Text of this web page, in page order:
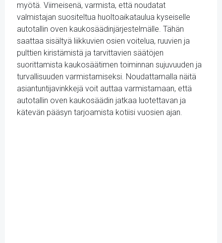
myötä. Viimeisenä, varmista, että noudatat
valmistajan suositeltua huoltoaikataulua kyseiselle
autotallin oven kaukosäädinjärjestelmälle. Tähän
saattaa sisältyä liikkuvien osien voitelua, ruuvien ja
pulttien kiristämistä ja tarvittavien säätöjen
suorittamista kaukosäätimen toiminnan sujuvuuden ja
turvallisuuden varmistamiseksi. Noudattamalla näitä
asiantuntijavinkkejä voit auttaa varmistamaan, että
autotallin oven kaukosäädin jatkaa luotettavan ja
kätevän pääsyn tarjoamista kotiisi vuosien ajan.